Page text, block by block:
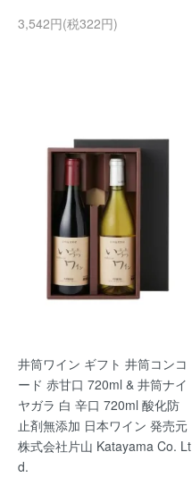
3,542円(税322円)
井筒ワイン ギフト 井筒コンコ
ード 赤甘口 720ml & 井筒ナイ
ヤガラ 白 辛口 720ml 酸化防
止剤無添加 日本ワイン 発売元
株式会社片山 Katayama Co. Lt
d.